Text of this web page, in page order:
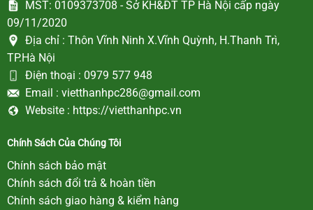
MST: 0109373708 - Sở KH&ĐT TP Hà Nội cấp ngày
09/11/2020
Địa chỉ : Thôn Vĩnh Ninh X.Vĩnh Quỳnh, H.Thanh Trì,
TP.Hà Nội
Điện thoại : 0979 577 948
Email : vietthanhpc286@gmail.com
Website : https://vietthanhpc.vn
Chính Sách Của Chúng Tôi
Chính sách bảo mật
Chính sách đổi trả & hoàn tiền
Chính sách giao hàng & kiểm hàng